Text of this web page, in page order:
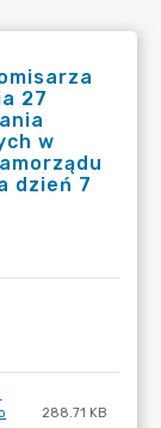
27
w
dzień 7
288.71 KB